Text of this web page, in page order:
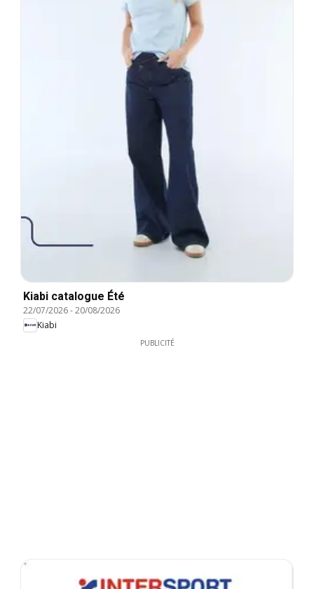
Kiabi catalogue Été
22/07/2026-20/08/2026
Kiabi
PUBLICITÉ